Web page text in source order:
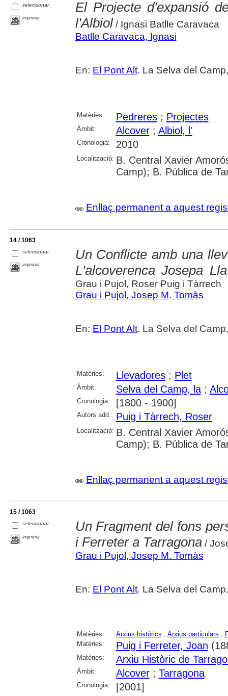
seleccionar
imprimir
El Projecte d'expansió
l'Albiol/ Ignasi Batlle Caravaca
Batlle Caravaca, Ignasi
En: El Pont Alt. La Selva del
Matèries: Pedreres; Projectes
Àmbit: Alcover; Albiol, l'
Cronologia: 2010
Localització: B. Central Xavier
Camp); B. Pública de
Enllaç permanent a aquest
14 / 1063
seleccionar
imprimir
Un Conflicte amb una
L'alcoverenca Josepa
Grau i Pujol, Roser Puig i Tàrrech
Grau i Pujol, Josep M. Tomàs
En: El Pont Alt. La Selva del
Matèries: Llevadores; Plet
Àmbit: Selva del Camp, la;
Cronologia: [1800 - 1900]
Autors add.: Puig i Tàrrech, Roser
Localització: B. Central Xavier
Camp); B. Pública de
Enllaç permanent a aquest
15 / 1063
seleccionar
imprimir
Un Fragment del fons
i Ferreter a Tarragona/
Grau i Pujol, Josep M. Tomàs
En: El Pont Alt. La Selva del
Matèries: Arxius històrics ; Arxius particulars ;
Matèries:
Puig i Ferreter, Joan
Matèries: Arxiu Històric de
Àmbit: Alcover; Tarragona
Cronologia: [2001]